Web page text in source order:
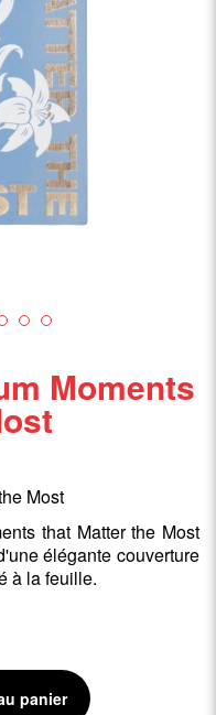
Moments
Most
that Matter the Most
élégante couverture
à la feuille.
panier